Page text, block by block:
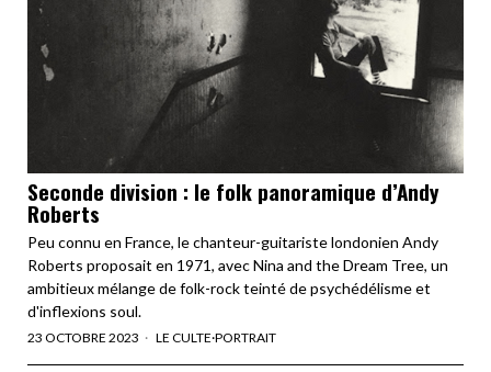
Seconde division : le folk panoramique d’Andy
Roberts
Peu connu en France, le chanteur-guitariste londonien Andy
Roberts proposait en 1971, avec Nina and the Dream Tree, un
ambitieux mélange de folk-rock teinté de psychédélisme et
d'inflexions soul.
23 OCTOBRE 2023 LE CULTE·PORTRAIT